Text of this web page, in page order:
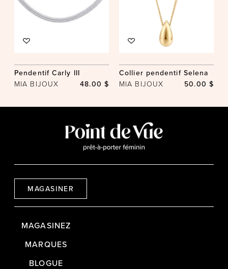
Pendentif Carly III
MIA BIJOUX 48.00 $
Collier pendentif Selena
MIA BIJOUX 50.00 $
MAGASINER
MAGASINEZ
MARQUES
BLOGUE